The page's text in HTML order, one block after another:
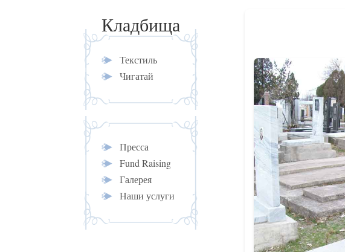
Кладбища
Текстиль
Чигатай
Пресса
Fund Raising
Галерея
Наши услуги